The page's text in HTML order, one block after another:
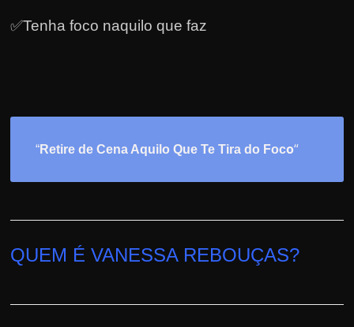
✅Tenha foco naquilo que faz
“Retire de Cena Aquilo Que Te Tira do Foco“
QUEM É VANESSA REBOUÇAS?